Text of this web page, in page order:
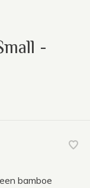
-
bamboe